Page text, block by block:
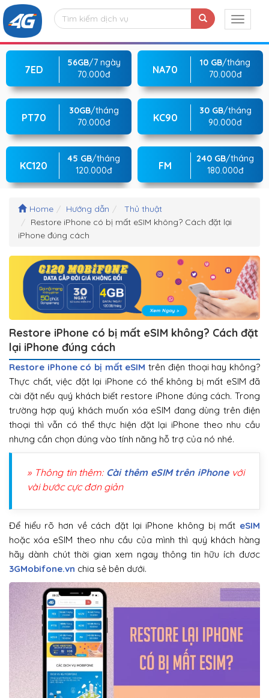
7ED
56GB/7 ngày
70.000đ
NA70
10 GB/tháng
70.000đ
PT70
30GB/tháng
70.000đ
KC90
30 GB/tháng
90.000đ
KC120
45 GB/tháng
120.000đ
FM
240 GB/tháng
180.000đ
Home Hướng dẫn
Thủ thuật
Restore iPhone có bị mất eSIM không? Cách đặt lại
iPhone đúng cách
Restore iPhone có bị mất eSIM không? Cách đặt
lại iPhone đúng cách
Restore iPhone có bị mất eSIM trên điện thoại hay không?
Thực chất, việc đặt lại iPhone có thể không bị mất eSIM đã
cài đặt nếu quý khách biết restore iPhone đúng cách. Trong
trường hợp quý khách muốn xóa eSIM đang dùng trên điện
thoại thì vẫn có thể thực hiện đặt lại iPhone theo nhu cầu
nhưng cần chọn đúng vào tính năng hỗ trợ của nó nhé.
» Thông tin thêm: Cài thêm eSIM trên iPhonevới
vài bước cực đơn giản
Để hiểu rõ hơn về cách đặt lại iPhone không bị mất eSIM
hoặc xóa eSIM theo nhu cầu của mình thì quý khách hàng
hãy dành chút thời gian xem ngay thông tin hữu ích đươc
3GMobifone.vn chia sẻ bên dưới.